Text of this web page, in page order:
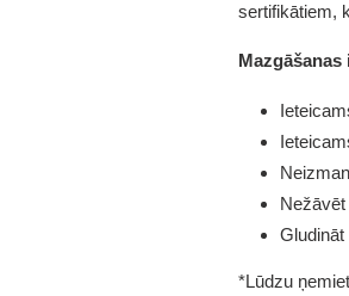
sertifikātiem,
I
*Lūdzu